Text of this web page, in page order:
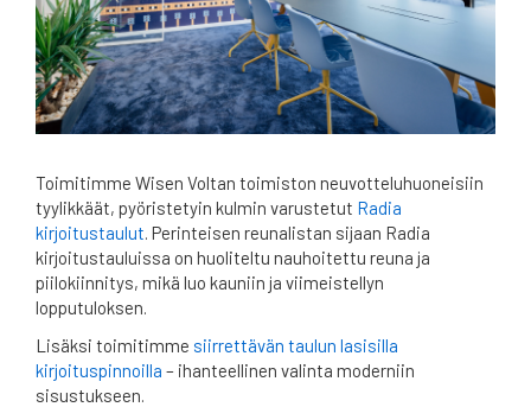
Toimitimme Wisen Voltan toimiston neuvotteluhuoneisiin
tyylikkäät, pyöristetyin kulmin varustetut Radia
kirjoitustaulut. Perinteisen reunalistan sijaan Radia
kirjoitustauluissa on huoliteltu nauhoitettu reuna ja
piilokiinnitys, mikä luo kauniin ja viimeistellyn
lopputuloksen.
Lisäksi toimitimme siirrettävän taulun lasisilla
kirjoituspinnoilla – ihanteellinen valinta moderniin
sisustukseen.